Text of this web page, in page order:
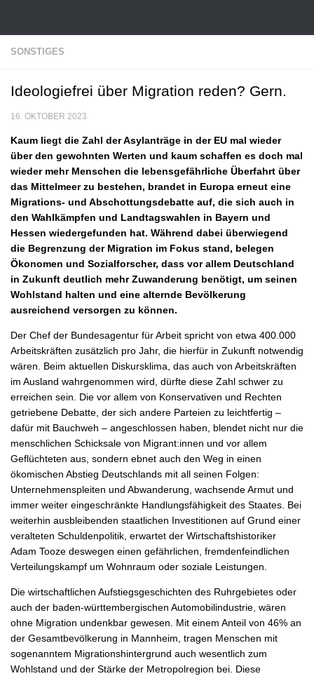
SONSTIGES
Ideologiefrei über Migration reden? Gern.
16. OKTOBER 2023
Kaum liegt die Zahl der Asylanträge in der EU mal wieder
über den gewohnten Werten und kaum schaffen es doch mal
wieder mehr Menschen die lebensgefährliche Überfahrt über
das Mittelmeer zu bestehen, brandet in Europa erneut eine
Migrations- und Abschottungsdebatte auf, die sich auch in
den Wahlkämpfen und Landtagswahlen in Bayern und
Hessen wiedergefunden hat. Während dabei überwiegend
die Begrenzung der Migration im Fokus stand, belegen
Ökonomen und Sozialforscher, dass vor allem Deutschland
in Zukunft deutlich mehr Zuwanderung benötigt, um seinen
Wohlstand halten und eine alternde Bevölkerung
ausreichend versorgen zu können.
Der Chef der Bundesagentur für Arbeit spricht von etwa 400.000
Arbeitskräften zusätzlich pro Jahr, die hierfür in Zukunft notwendig
wären. Beim aktuellen Diskursklima, das auch von Arbeitskräften
im Ausland wahrgenommen wird, dürfte diese Zahl schwer zu
erreichen sein. Die vor allem von Konservativen und Rechten
getriebene Debatte, der sich andere Parteien zu leichtfertig –
dafür mit Bauchweh – angeschlossen haben, blendet nicht nur die
menschlichen Schicksale von Migrant:innen und vor allem
Geflüchteten aus, sondern ebnet auch den Weg in einen
ökomischen Abstieg Deutschlands mit all seinen Folgen:
Unternehmenspleiten und Abwanderung, wachsende Armut und
immer weiter eingeschränkte Handlungsfähigkeit des Staates. Bei
weiterhin ausbleibenden staatlichen Investitionen auf Grund einer
veralteten Schuldenpolitik, erwartet der Wirtschaftshistoriker
Adam Tooze deswegen einen gefährlichen, fremdenfeindlichen
Verteilungskampf um Wohnraum oder soziale Leistungen.
Die wirtschaftlichen Aufstiegsgeschichten des Ruhrgebietes oder
auch der baden-württembergischen Automobilindustrie, wären
ohne Migration undenkbar gewesen. Mit einem Anteil von 46% an
der Gesamtbevölkerung in Mannheim, tragen Menschen mit
sogenanntem Migrationshintergrund auch wesentlich zum
Wohlstand und der Stärke der Metropolregion bei. Diese